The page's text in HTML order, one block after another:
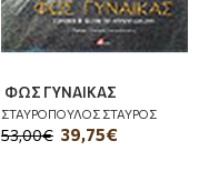
ΦΩΣ ΓΥΝΑΙΚΑΣ
ΣΤΑΥΡΟΠΟΥΛΟΣ ΣΤΑΥΡΟΣ
39,75€
53,00€